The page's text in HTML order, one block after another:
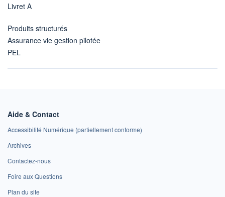
Livret A
Produits structurés
Assurance vie gestion pilotée
PEL
Aide & Contact
Accessibilité Numérique (partiellement conforme)
Archives
Contactez-nous
Foire aux Questions
Plan du site